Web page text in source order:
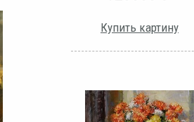
Купить картину